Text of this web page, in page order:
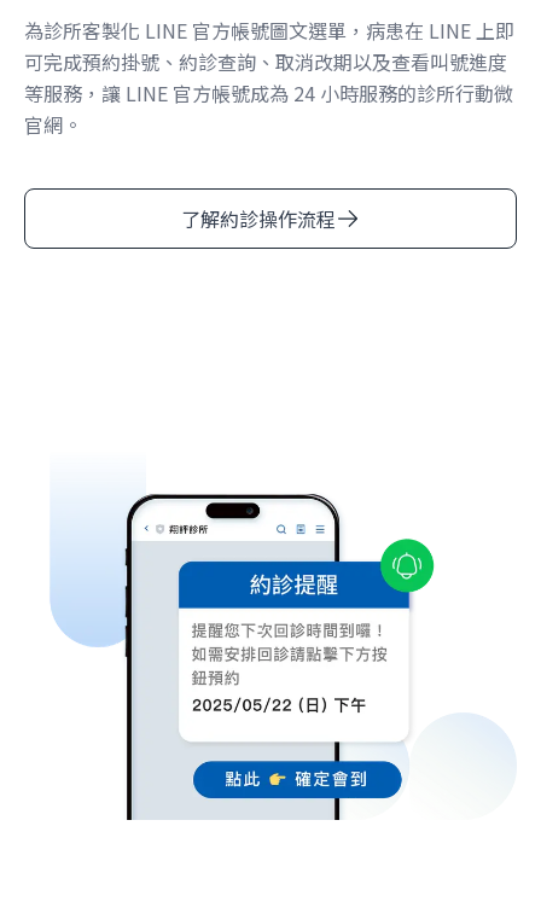
為診所客製化 LINE 官方帳號圖文選單，病患在 LINE 上即
可完成預約掛號、約診查詢、取消改期以及查看叫號進度
等服務，讓 LINE 官方帳號成為 24 小時服務的診所行動微
官網。
了解約診操作流程